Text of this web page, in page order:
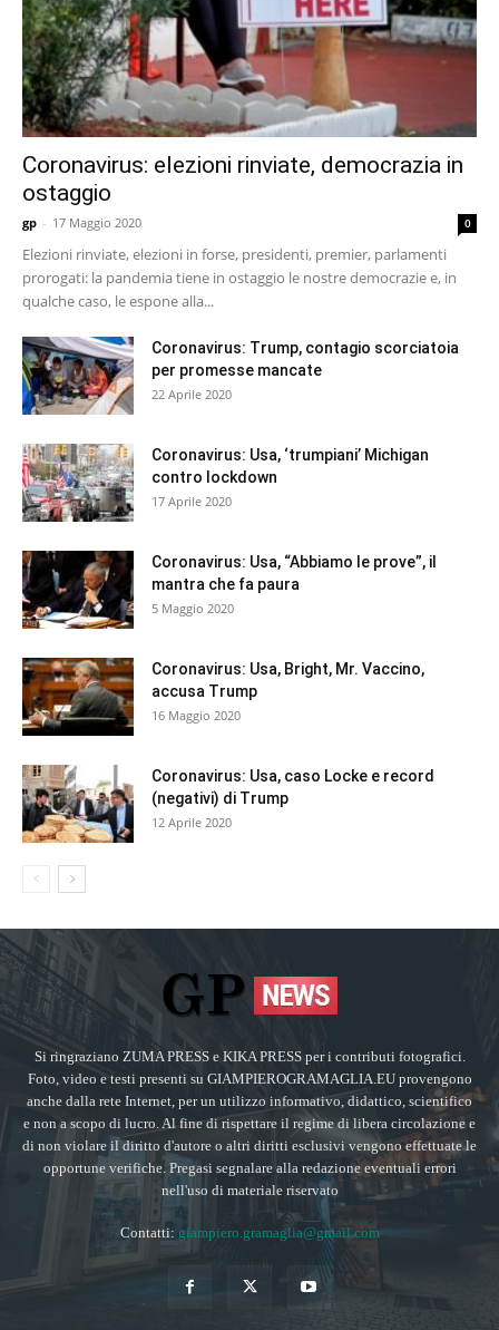
Coronavirus: elezioni rinviate, democrazia in
ostaggio
gp - 17 Maggio 2020 0
Elezioni rinviate, elezioni in forse, presidenti, premier, parlamenti
prorogati: la pandemia tiene in ostaggio le nostre democrazie e, in
qualche caso, le espone alla...
Coronavirus: Trump, contagio scorciatoia
per promesse mancate
22 Aprile 2020
Coronavirus: Usa, ‘trumpiani’ Michigan
contro lockdown
17 Aprile 2020
Coronavirus: Usa, “Abbiamo le prove”, il
mantra che fa paura
5 Maggio 2020
Coronavirus: Usa, Bright, Mr. Vaccino,
accusa Trump
16 Maggio 2020
Coronavirus: Usa, caso Locke e record
(negativi) di Trump
12 Aprile 2020
Si ringraziano ZUMA PRESS e KIKA PRESS per i contributi fotografici.
Foto, video e testi presenti su GIAMPIEROGRAMAGLIA.EU provengono
anche dalla rete Internet, per un utilizzo informativo, didattico, scientifico
e non a scopo di lucro. Al fine di rispettare il regime di libera circolazione e
di non violare il diritto d'autore o altri diritti esclusivi vengono effettuate le
opportune verifiche. Pregasi segnalare alla redazione eventuali errori
nell'uso di materiale riservato
Contatti: giampiero.gramaglia@gmail.com